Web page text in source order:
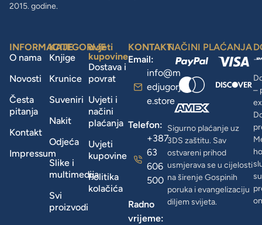
2015. godine.
INFORMACIJE
O nama
Novosti
Česta
pitanja
Kontakt
Impressum
KATEGORIJE
Knjige
Krunice
Suveniri
Nakit
Odjeća
Slike i
multimedija
Svi
proizvodi
uvjeti
kupovine
Dostava i
povrat
Uvjeti i
načini
plaćanja
Uvjeti
kupovine
Politika
kolačića
KONTAKT
Email:
info@m
edjugorj
e.store
Telefon:
+387
63
606
500
Radno
vrijeme:
NAČINI PLAĆANJA
Sigurno plaćanje uz
3DS zaštitu. Sav
ostvareni prihod
usmjerava se u cijelosti
na širenje Gospinih
poruka i evangelizaciju
diljem svijeta.
–